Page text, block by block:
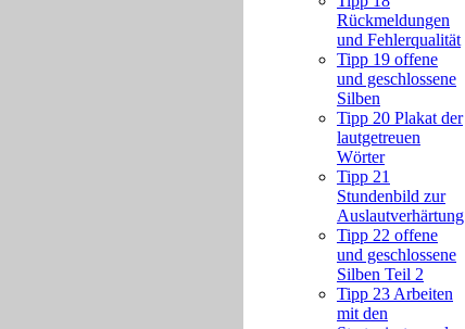
Rückmeldungen
und Fehlerqualität
Tipp 19 offene
und geschlossene
Silben
Tipp 20 Plakat der
lautgetreuen
Wörter
Tipp 21
Stundenbild zur
Auslautverhärtung
Tipp 22 offene
und geschlossene
Silben Teil 2
Tipp 23 Arbeiten
mit den